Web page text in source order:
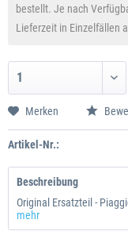
bestellt. Je nach
Lieferzeit in Einzelfällen
Merken
Artikel-Nr.:
Beschreibung
Original Ersatzteil -
mehr